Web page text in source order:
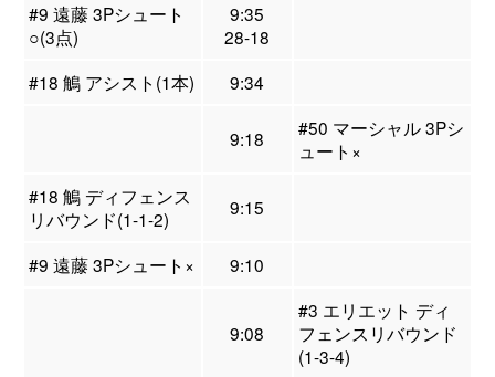
#9 遠藤 3Pシュート
○(3点)
9:35
28-18
#18 鵤 アシスト(1本)
9:34
9:18
#50 マーシャル 3Pシ
ュート×
#18 鵤 ディフェンス
リバウンド(1-1-2)
9:15
#9 遠藤 3Pシュート× 9:10
9:08
#3 エリエット ディ
フェンスリバウンド
(1-3-4)